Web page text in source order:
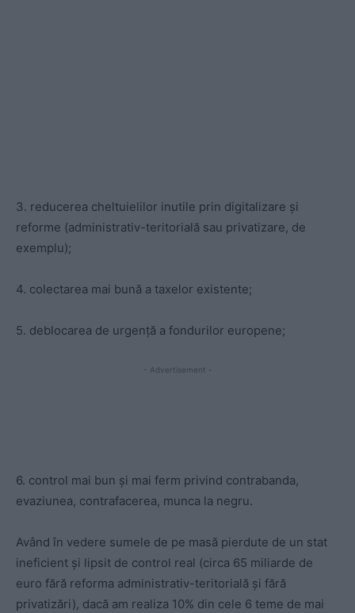
3. reducerea cheltuielilor inutile prin digitalizare și
reforme (administrativ-teritorială sau privatizare, de
exemplu);
4. colectarea mai bună a taxelor existente;
5. deblocarea de urgență a fondurilor europene;
- Advertisement -
6. control mai bun și mai ferm privind contrabanda,
evaziunea, contrafacerea, munca la negru.
Având în vedere sumele de pe masă pierdute de un stat
ineficient și lipsit de control real (circa 65 miliarde de
euro fără reforma administrativ-teritorială și fără
privatizări), dacă am realiza 10% din cele 6 teme de mai